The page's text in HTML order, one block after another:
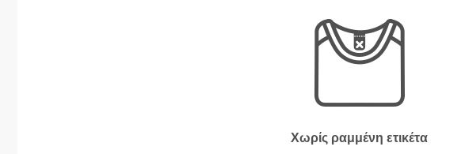
Χωρίς ραμμένη ετικέτα